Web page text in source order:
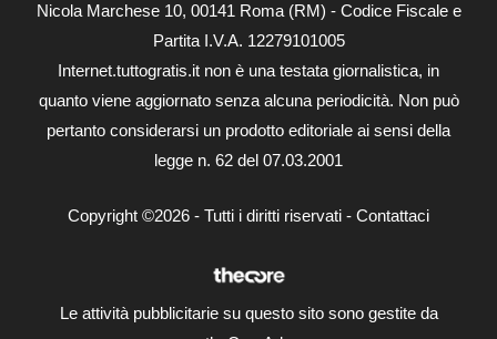
Nicola Marchese 10, 00141 Roma (RM) - Codice Fiscale e
Partita I.V.A. 12279101005
Internet.tuttogratis.it non è una testata giornalistica, in
quanto viene aggiornato senza alcuna periodicità. Non può
pertanto considerarsi un prodotto editoriale ai sensi della
legge n. 62 del 07.03.2001
Copyright ©2026 - Tutti i diritti riservati - Contattaci
Le attività pubblicitarie su questo sito sono gestite da